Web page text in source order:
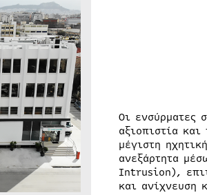
Οι ενσύρματες
αξιοπιστία
μέγιστη
ανεξάρτητα
Intrusion),
και ανίχνευση